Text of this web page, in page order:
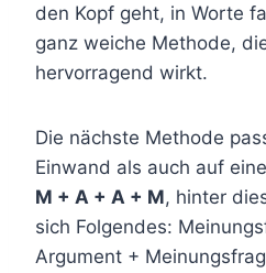
den Kopf geht, in Worte
ganz weiche Methode,
hervorragend wirkt.
Die nächste Methode
Einwand als auch auf
M + A + A + M, hinter
sich Folgendes:
Argument +